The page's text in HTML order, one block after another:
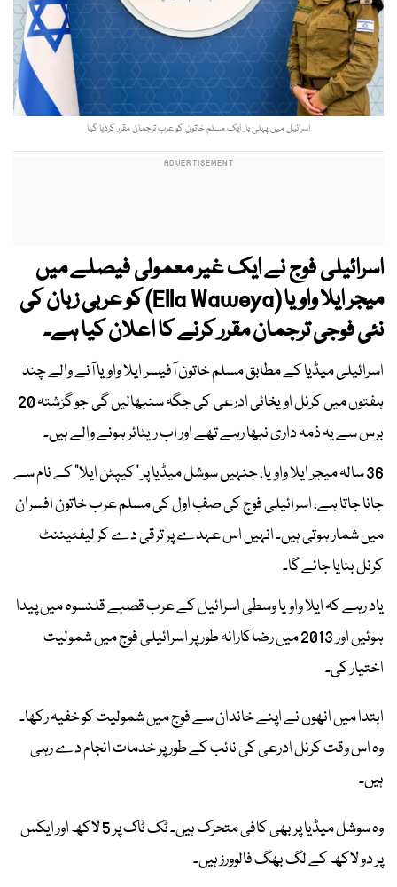
اسرائیل میں پہلی بار ایک مسلم خاتون کو عرب ترجمان مقرر کردیا گیا
اسرائیلی فوج نے ایک غیر معمولی فیصلے میں
میجر ایلا واویا (Ella Waweya) کو عربی زبان کی
نئی فوجی ترجمان مقرر کرنے کا اعلان کیا ہے۔
اسرائیلی میڈیا کے مطابق مسلم خاتون آفیسر ایلا واویا آنے والے چند
ہفتوں میں کرنل اویخائی ادرعی کی جگہ سنبھالیں گی جو گزشتہ 20
برس سے یہ ذمہ داری نبھا رہے تھے اور اب ریٹائر ہونے والے ہیں۔
36 سالہ میجر ایلا واویا، جنہیں سوشل میڈیا پر “کیپٹن ایلا” کے نام سے
جانا جاتا ہے، اسرائیلی فوج کی صفِ اول کی مسلم عرب خاتون افسران
میں شمار ہوتی ہیں۔ انہیں اس عہدے پر ترقی دے کر لیفٹیننٹ
کرنل بنایا جائے گا۔
یاد رہے کہ ایلا واویا وسطی اسرائیل کے عرب قصبے قلنسوہ میں پیدا
ہوئیں اور 2013 میں رضاکارانہ طور پر اسرائیلی فوج میں شمولیت
اختیار کی۔
ابتدا میں انھوں نے اپنے خاندان سے فوج میں شمولیت کو خفیہ رکھا۔
وہ اس وقت کرنل ادرعی کی نائب کے طور پر خدمات انجام دے رہی
ہیں۔
وہ سوشل میڈیا پر بھی کافی متحرک ہیں۔ ٹک ٹاک پر 5 لاکھ اور ایکس
پر دو لاکھ کے لگ بھگ فالوورز ہیں۔